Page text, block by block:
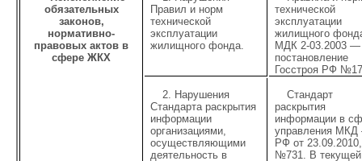
обязательных
законов,
нормативно-
правовых актов в
сфере ЖКХ
Правил и норм
технической
эксплуатации
жилищного фонда.
технической
эксплуатации
жилищного
МДК 2-03.2003 —
постановление
Госстроя РФ
2. Нарушения
Стандарта раскрытия
информации
организациями,
осуществляющими
деятельность в
Стандарт
раскрытия
информации в
управления МКД
РФ от 23.09.2010,
№731. В текущей